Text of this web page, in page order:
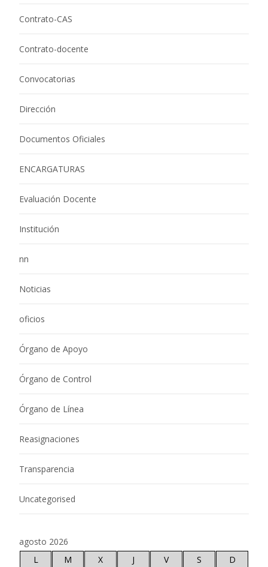
Contrato-CAS
Contrato-docente
Convocatorias
Dirección
Documentos Oficiales
ENCARGATURAS
Evaluación Docente
Institución
nn
Noticias
oficios
Órgano de Apoyo
Órgano de Control
Órgano de Línea
Reasignaciones
Transparencia
Uncategorised
agosto 2026
L
M X J V S
D